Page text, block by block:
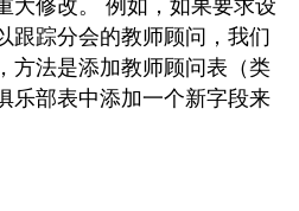
大修改。 例如，如果要求设
跟踪分会的教师顾问，我们
方法是添加教师顾问表（类
乐部表中添加一个新字段来